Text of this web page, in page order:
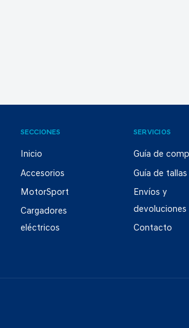
SECCIONES
Inicio
Accesorios
MotorSport
Cargadores
eléctricos
SERVICIOS
Guía de
Guía de tallas
Envíos y
devoluciones
Contacto